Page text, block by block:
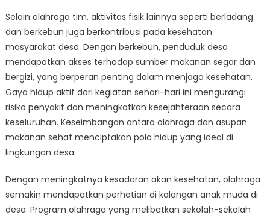
Selain olahraga tim, aktivitas fisik lainnya seperti berladang
dan berkebun juga berkontribusi pada kesehatan
masyarakat desa. Dengan berkebun, penduduk desa
mendapatkan akses terhadap sumber makanan segar dan
bergizi, yang berperan penting dalam menjaga kesehatan.
Gaya hidup aktif dari kegiatan sehari-hari ini mengurangi
risiko penyakit dan meningkatkan kesejahteraan secara
keseluruhan. Keseimbangan antara olahraga dan asupan
makanan sehat menciptakan pola hidup yang ideal di
lingkungan desa.
Dengan meningkatnya kesadaran akan kesehatan, olahraga
semakin mendapatkan perhatian di kalangan anak muda di
desa. Program olahraga yang melibatkan sekolah-sekolah